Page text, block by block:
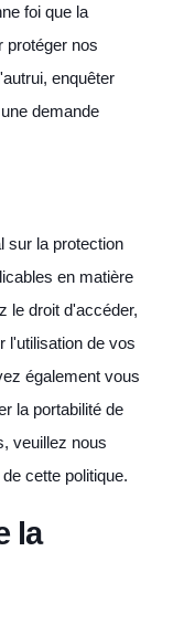
foi que la
protéger nos
enquêter
demande
sur la protection
en matière
le droit d'accéder,
l'utilisation de vos
également vous
la portabilité de
veuillez nous
cette politique.
la